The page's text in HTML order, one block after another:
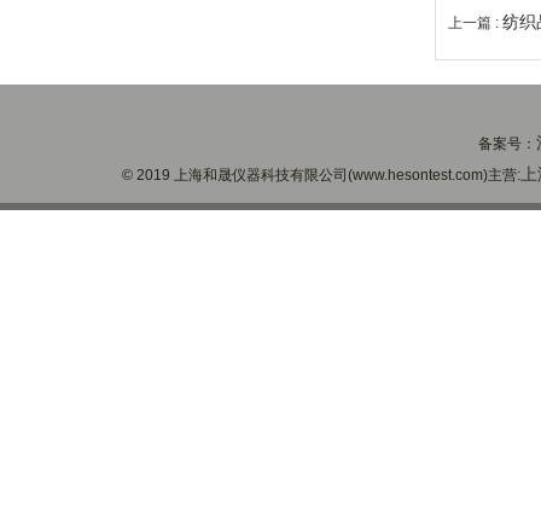
上一篇 : 纺织
备案号：
© 2019 上海和晟仪器科技有限公司(www.hesontest.com)主营:上